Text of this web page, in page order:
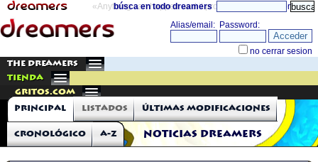
«Anything can happen and it probably will» directorio
búsca en todo dreamers
THE DREAMERS
TIENDA
Gritos.com
Noticias Dreamers
Principal Listados Últimas modificaciones
Cronológico A-Z